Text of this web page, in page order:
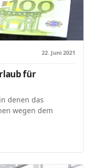
22. Juni 2021
für
denen das
wegen dem